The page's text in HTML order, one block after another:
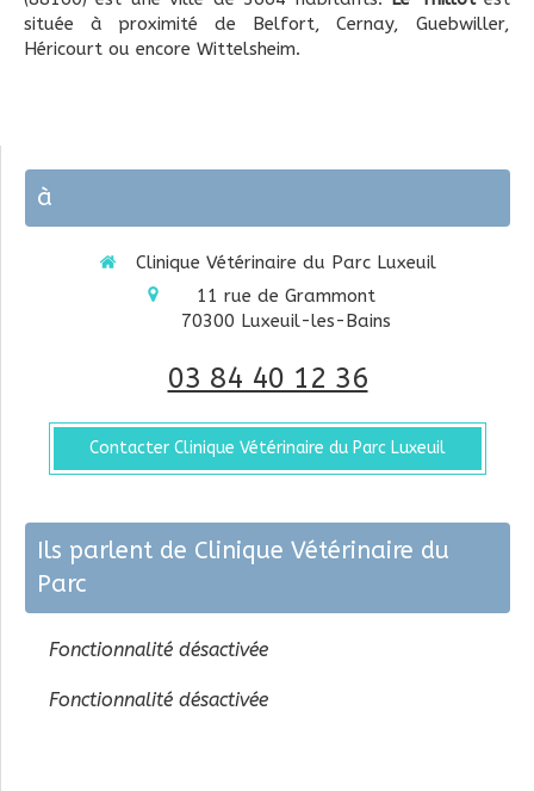
située à proximité de Belfort, Cernay, Guebwiller,
Héricourt ou encore Wittelsheim.
à
Clinique Vétérinaire du Parc Luxeuil
11 rue de Grammont
70300 Luxeuil-les-Bains
03 84 40 12 36
Contacter Clinique Vétérinaire du Parc Luxeuil
Ils parlent de Clinique Vétérinaire du
Parc
Fonctionnalité désactivée
Fonctionnalité désactivée